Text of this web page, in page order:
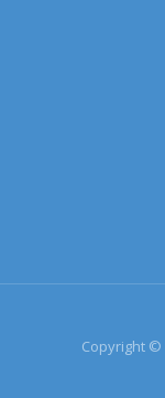
Copyright